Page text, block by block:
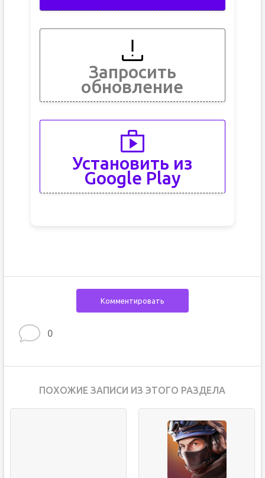
Запросить
обновление
Установить из
Google Play
Комментировать
0
ПОХОЖИЕ ЗАПИСИ ИЗ ЭТОГО РАЗДЕЛА